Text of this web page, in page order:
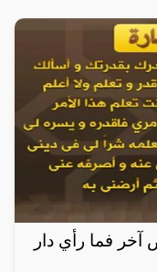
فما رأي دار